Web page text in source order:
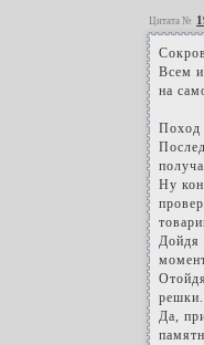
Цитата №
Всем
на
Поход
Ну
Дойдя
решки.
Да,